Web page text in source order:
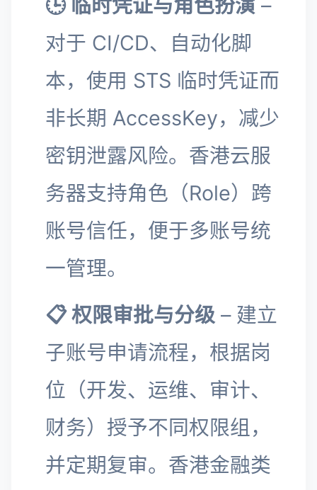
🕒 临时凭证与角色扮演 –
对于 CI/CD、自动化脚
本，使用 STS 临时凭证而
非长期 AccessKey，减少
密钥泄露风险。香港云服
务器支持角色（Role）跨
账号信任，便于多账号统
一管理。
📋 权限审批与分级 – 建立
子账号申请流程，根据岗
位（开发、运维、审计、
财务）授予不同权限组，
并定期复审。香港金融类